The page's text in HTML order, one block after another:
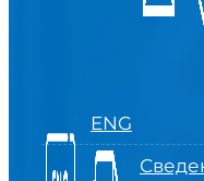
ENG